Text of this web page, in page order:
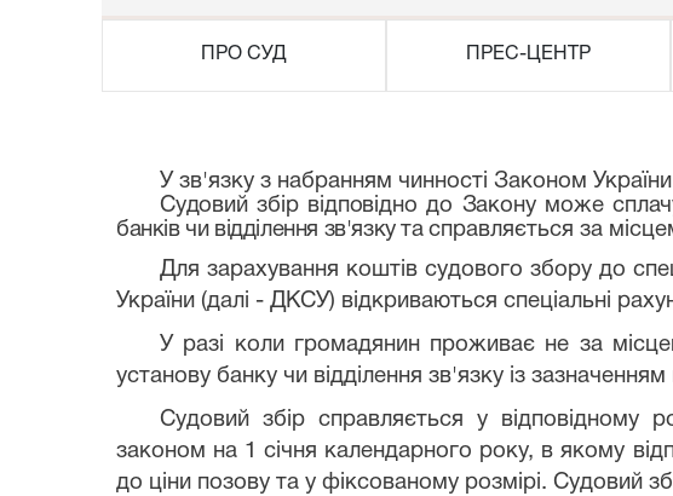
ПРО СУД ПРЕС-ЦЕНТР
У зв'язку з набранням чинності Законом
Судовий збір відповідно до Закону може
банків чи відділення зв'язку тасправляється за
Для зарахування коштів судового збору до
України (далі - ДКСУ) відкриваються спеціальні
У разі коли громадянин проживає не за
установу банку чи відділення зв'язку із зазначенням
Судовий збір справляється у відповідному
законом на 1 січня календарного року, в якому
до ціни позову та у фіксованому розмірі. Судовий